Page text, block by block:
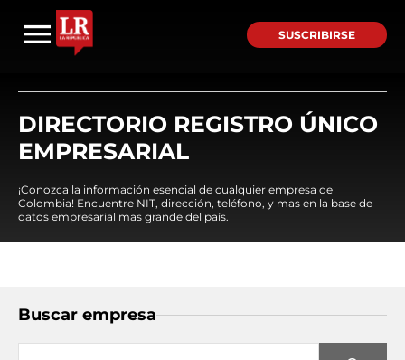
SUSCRIBIRSE
DIRECTORIO REGISTRO ÚNICO
EMPRESARIAL
¡Conozca la información esencial de cualquier empresa de
Colombia! Encuentre NIT, dirección, teléfono, y mas en la base de
datos empresarial mas grande del país.
Buscar empresa